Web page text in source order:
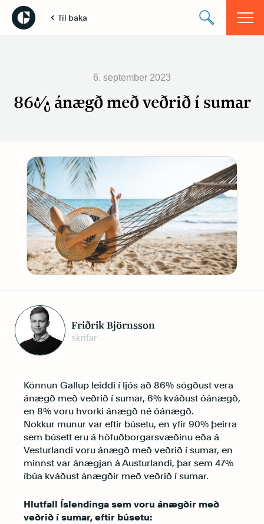
Til baka
6. september 2023
86% ánægð með veðrið í sumar
Friðrik Björnsson
skrifar
Könnun Gallup leiddi í ljós að 86% sögðust vera
ánægð með veðrið í sumar, 6% kváðust óánægð,
en 8% voru hvorki ánægð né óánægð.
Nokkur munur var eftir búsetu, en yfir 90% þeirra
sem búsett eru á höfuðborgarsvæðinu eða á
Vesturlandi voru ánægð með veðrið í sumar, en
minnst var ánægjan á Austurlandi, þar sem 47%
íbúa kváðust ánægðir með veðrið í sumar.
Hlutfall Íslendinga sem voru ánægðir með
veðrið í sumar, eftir búsetu: